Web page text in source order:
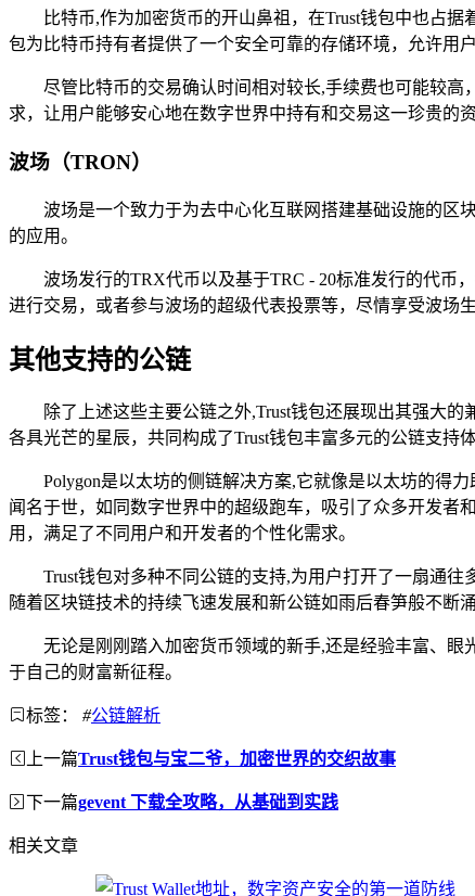
比特币,作为加密货币的开山鼻祖，在Trust钱包中也占
包为比特币持有者提供了一个安全可靠的存储环境，允许用
尽管比特币的交易确认时间相对较长,手续费也可能较
求，让用户能够安心地在数字世界中持有和交易这一珍贵的资
波场（TRON）
波场是一个致力于为去中心化互联网搭建基础设施的区
的应用。
波场发行的TRX代币以及基于TRC - 20标准发行的代币
进行交易，或者参与波场的超级代表投票等，尽情享受波场
其他支持的公链
除了上述这些主要公链之外,Trust钱包还展现出其强大的
各具光芒的星辰，共同构成了Trust钱包丰富多元的公链支持体
Polygon是以太坊的侧链解决方案,它就像是以太坊的得
闻名于世，如同数字世界中的超级跑车，吸引了众多开发者
用，满足了不同用户和开发者的个性化需求。
Trust钱包对多种不同公链的支持,为用户打开了一扇通
随着区块链技术的持续飞速发展和新公链如雨后春笋般不断
无论是刚刚踏入加密货币领域的新手,还是经验丰富、
于自己的财富新征程。
标签： #公链解析
上一篇Trust钱包与宝二爷，加密世界的交织故事
下一篇gevent 下载全攻略，从基础到实践
相关文章